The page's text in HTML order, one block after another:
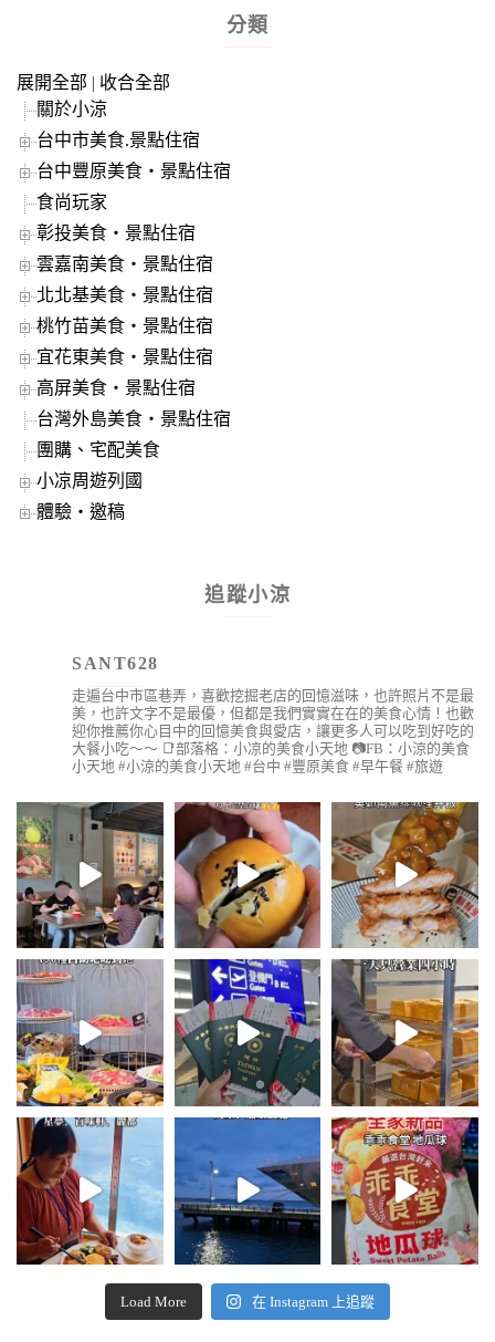
分類
展開全部 | 收合全部
關於小涼
台中市美食.景點住宿
台中豐原美食‧景點住宿
食尚玩家
彰投美食‧景點住宿
雲嘉南美食‧景點住宿
北北基美食‧景點住宿
桃竹苗美食‧景點住宿
宜花東美食‧景點住宿
高屏美食‧景點住宿
台灣外島美食‧景點住宿
團購、宅配美食
小凉周遊列國
體驗‧邀稿
追蹤小涼
SANT628
走遍台中市區巷弄，喜歡挖掘老店的回憶滋味，也許照片不是最
美，也許文字不是最優，但都是我們實實在在的美食心情！也歡
迎你推薦你心目中的回憶美食與愛店，讓更多人可以吃到好吃的
大餐小吃～～ 📑部落格：小凉的美食小天地 📷FB：小涼的美食
小天地 #小涼的美食小天地 #台中 #豐原美食 #早午餐 #旅遊
Load More 在 Instagram 上追蹤